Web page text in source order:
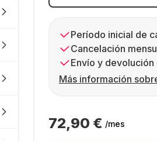
Período inicial de
Cancelación
Envío y devolución
Más información
72,90 € /mes